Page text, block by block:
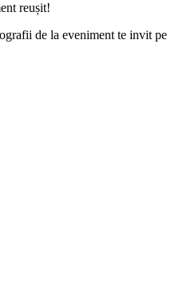
reușit!
de la eveniment te invit pe